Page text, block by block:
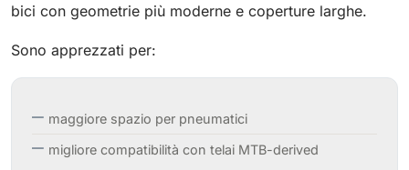
bici con geometrie più moderne e coperture larghe.
Sono apprezzati per:
maggiore spazio per pneumatici
migliore compatibilità con telai MTB-derived